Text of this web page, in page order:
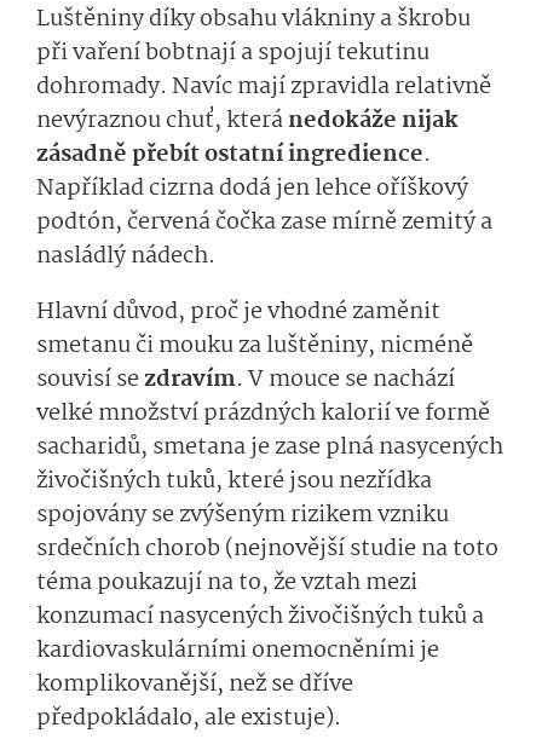
Luštěniny díky obsahu vlákniny a škrobu
při vaření bobtnají a spojují tekutinu
dohromady. Navíc mají zpravidla relativně
nevýraznou chuť, kteránedokáže nijak
zásadně přebít ostatní ingredience.
Například cizrna dodá jen lehce oříškový
podtón, červená čočka zase mírně zemitý a
nasládlý nádech.
Hlavní důvod, proč je vhodné zaměnit
smetanu či mouku za luštěniny, nicméně
souvisí sezdravím. V mouce se nachází
velké množství prázdných kalorií ve formě
sacharidů, smetana je zase plná nasycených
živočišných tuků, které jsou nezřídka
spojovány se zvýšeným rizikem vzniku
srdečních chorob (nejnovější studie na toto
téma poukazují na to, že vztah mezi
konzumací nasycených živočišných tuků a
kardiovaskulárními onemocněními je
komplikovanější, než se dříve
předpokládalo, ale existuje).